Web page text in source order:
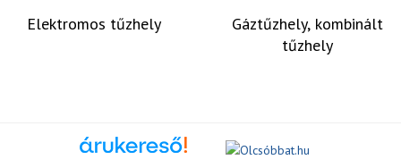
Elektromos tűzhely
Gáztűzhely, kombinált
tűzhely